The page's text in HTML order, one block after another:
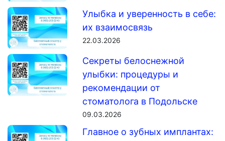
Улыбка и уверенность в себе:
их взаимосвязь
22.03.2026
Секреты белоснежной
улыбки: процедуры и
рекомендации от
стоматолога в Подольске
09.03.2026
Главное о зубных имплантах: